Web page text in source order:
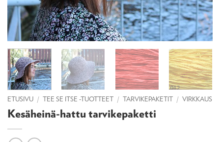
ETUSIVU / TEE SE ITSE -TUOTTEET / TARVIKEPAKETIT / VIRKKAUS
Kesäheinä-hattu tarvikepaketti